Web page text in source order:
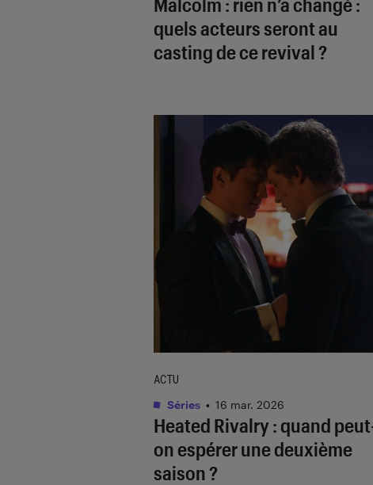
quels acteurs seront au
casting de ce revival ?
Heated Rivalry : quand
on espérer une deuxième
saison ?
ACTU
Séries • 16 mar. 2026